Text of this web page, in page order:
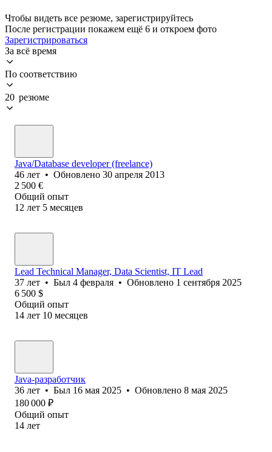
Чтобы видеть все резюме, зарегистрируйтесь
После регистрации покажем ещё 6 и откроем фото
Зарегистрироваться
За всё время
По соответствию
20 резюме
Java/Database developer (freelance)
46 лет • Обновлено 30 апреля 2013
2 500 €
Общий опыт
12 лет 5 месяцев
Lead Technical Manager, Data Scientist, IT Lead
37 лет • Был 4 февраля • Обновлено 1 сентября 2025
6 500 $
Общий опыт
14 лет 10 месяцев
Java-разработчик
36 лет • Был 16 мая 2025 • Обновлено 8 мая 2025
180 000 ₽
Общий опыт
14 лет